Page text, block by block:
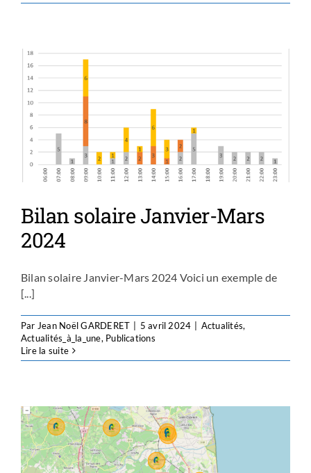
Bilan solaire Janvier-Mars
2024
Bilan solaire Janvier-Mars 2024 Voici un exemple de
[...]
Par Jean Noël GARDERET 5 avril 2024 Actualités,
Actualités_à_la_une, Publications
Lire la suite